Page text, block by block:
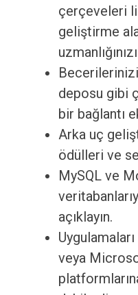
çerçeveleri
geliştirme
deposu gibi
bir bağlantı
Arka uç
ödülleri ve
MySQL ve
açıklayın.
veya